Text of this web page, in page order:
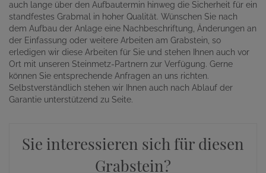
auch lange über den Aufbautermin hinweg die Sicherheit für ein
standfestes Grabmal in hoher Qualität. Wünschen Sie nach
dem Aufbau der Anlage eine Nachbeschriftung, Änderungen an
der Einfassung oder weitere Arbeiten am Grabstein, so
erledigen wir diese Arbeiten für Sie und stehen Ihnen auch vor
Ort mit unseren Steinmetz-Partnern zur Verfügung. Gerne
können Sie entsprechende Anfragen an uns richten.
Selbstverständlich stehen wir Ihnen auch nach Ablauf der
Garantie unterstützend zu Seite.
Sie interessieren sich für diesen
Grabstein?